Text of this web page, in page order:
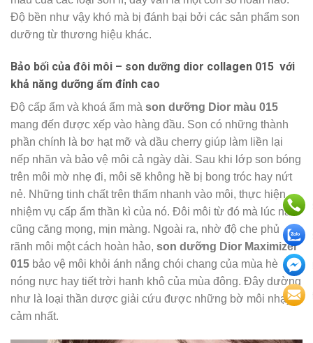
Độ bền như vậy khó mà bị đánh bại bởi các sản phẩm son
dưỡng từ thương hiệu khác.
Bảo bối của đôi môi – son dưỡng dior collagen 015 với
khả năng dưỡng ẩm đỉnh cao
Độ cấp ẩm và khoá ẩm mà son dưỡng Dior màu 015
mang đến được xếp vào hàng đầu. Son có những thành
phần chính là bơ hạt mỡ và dầu cherry giúp làm liền lại
nếp nhăn và bảo vệ môi cả ngày dài. Sau khi lớp son bóng
trên môi mờ nhẹ đi, môi sẽ không hề bị bong tróc hay nứt
nẻ. Những tinh chất trên thấm nhanh vào môi, thực hiện
nhiệm vụ cấp ẩm thần kì của nó. Đôi môi từ đó mà lúc nào
cũng căng mọng, mịn màng. Ngoài ra, nhờ độ che phủ
rãnh môi một cách hoàn hảo, son dưỡng Dior Maximizer
015 bảo vệ môi khỏi ánh nắng chói chang của mùa hè
nóng nực hay tiết trời hanh khô của mùa đông. Đây dường
như là loại thần dược giải cứu được những bờ môi nhạy
cảm nhất.